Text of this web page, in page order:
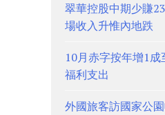
翠華控股中期少賺
場收入升惟內地跌
10月赤字按年增1
福利支出
外國旅客訪國家公